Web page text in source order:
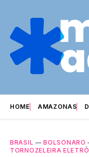
HOME AMAZONAS
BRASIL —BOLSONARO
TORNOZELEIRA